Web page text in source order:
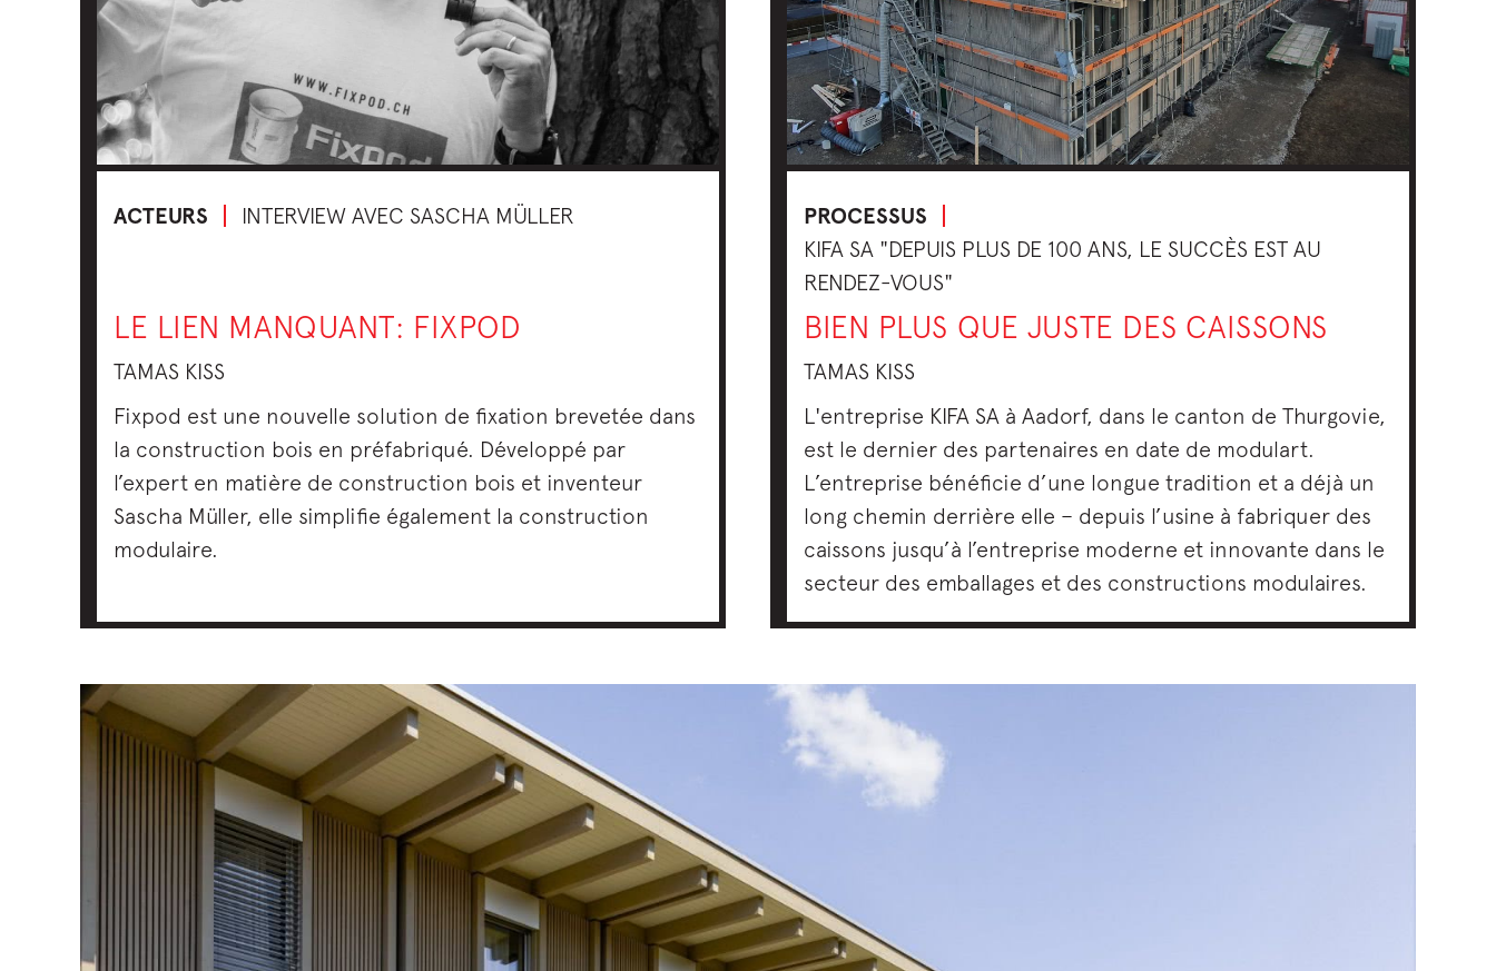
ACTEURS INTERVIEW AVEC SASCHA MÜLLER
LE LIEN MANQUANT: FIXPOD
TAMAS KISS
Fixpod est une nouvelle solution de fixation brevetée dans
la construction bois en préfabriqué. Développé par
l’expert en matière de construction bois et inventeur
Sascha Müller, elle simplifie également la construction
modulaire.
PROCESSUS
KIFA SA "DEPUIS PLUS DE 100 ANS, LE SUCCÈS EST AU
RENDEZ-VOUS"
BIEN PLUS QUE JUSTE DES CAISSONS
TAMAS KISS
L'entreprise KIFA SA à Aadorf, dans le canton de Thurgovie,
est le dernier des partenaires en date de modulart.
L’entreprise bénéficie d’une longue tradition et a déjà un
long chemin derrière elle – depuis l’usine à fabriquer des
caissons jusqu’à l’entreprise moderne et innovante dans le
secteur des emballages et des constructions modulaires.